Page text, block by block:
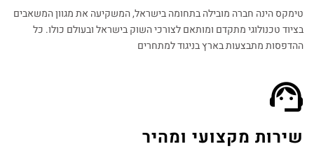
טימקס הינה חברה מובילה בתחומה בישראל, המשקיעה את מגוון המשאבים
בציוד טכנולוגי מתקדם ומותאם לצורכי השוק בישראל ובעולם כולו. כל
ההדפסות מתבצעות בארץ בניגוד למתחרים​
שירות מקצועי ומהיר